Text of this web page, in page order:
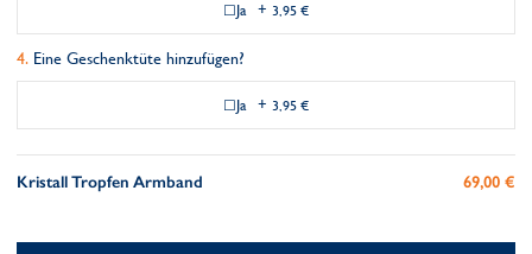
Ja + 3,95 €
Eine Geschenktüte hinzufügen?
Ja + 3,95 €
Kristall Tropfen Armband 69,00 €